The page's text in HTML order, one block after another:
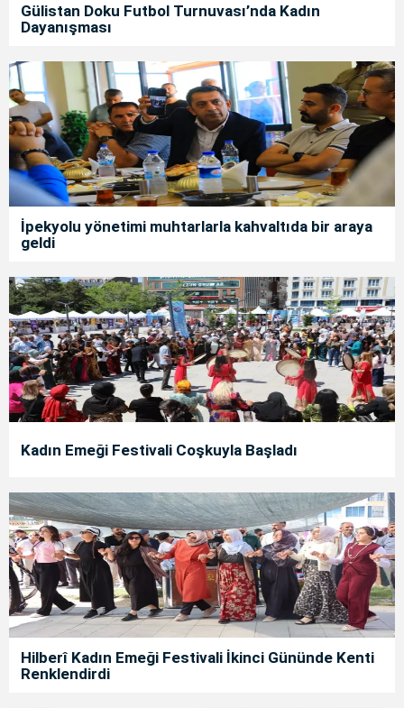
Gülistan Doku Futbol Turnuvası’nda Kadın
Dayanışması
İpekyolu yönetimi muhtarlarla kahvaltıda bir araya
geldi
Kadın Emeği Festivali Coşkuyla Başladı
Hilberî Kadın Emeği Festivali İkinci Gününde Kenti
Renklendirdi